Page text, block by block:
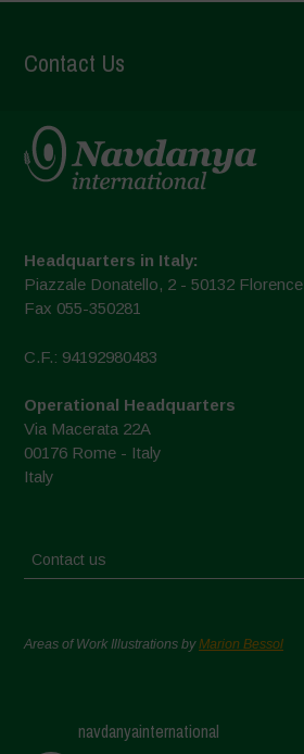
Contact Us
Headquarters in Italy:
Piazzale Donatello, 2 - 50132 Florence
Fax 055-350281
C.F.: 94192980483
Operational Headquarters
Via Macerata 22A
00176 Rome - Italy
Italy
Contact us
Areas of Work Illustrations byMarion Bessol
navdanyainternational